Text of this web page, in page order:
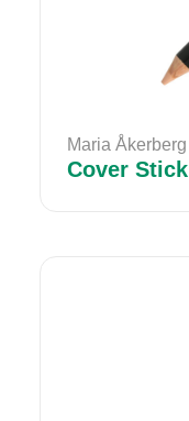
Maria Åkerberg
Cover Stick